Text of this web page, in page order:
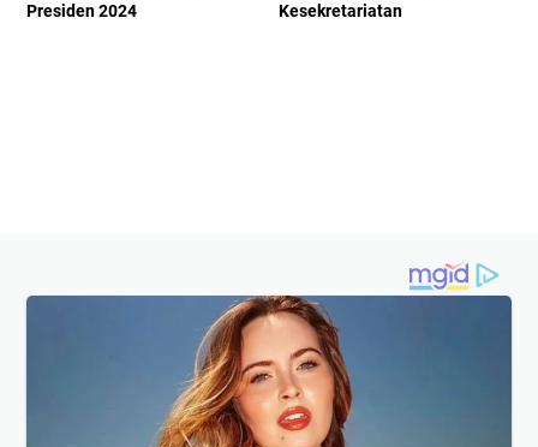
Presiden 2024
Kesekretariatan